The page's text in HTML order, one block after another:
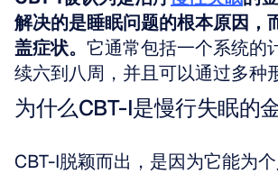
解决的是睡眠问题的根本原因，
盖症状。 它通常包括一个系统的
续六到八周，并且可以通过多种
为什么CBT-I是慢行失眠的
CBT-I脱颖而出，是因为它能为